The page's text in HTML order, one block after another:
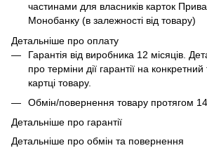
частинами для власників карток
Монобанку (в залежності від товару)
Детальніше про оплату
Гарантія від виробника 12 місяців.
про терміни дії гарантії на
картці товару.
Обмін/повернення товару протягом 14
Детальніше про гарантії
Детальніше про обмін та повернення